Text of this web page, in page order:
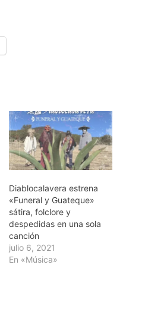
Diablocalavera estrena
«Funeral y Guateque»
sátira, folclore y
despedidas en una sola
canción
julio 6, 2021
En «Música»